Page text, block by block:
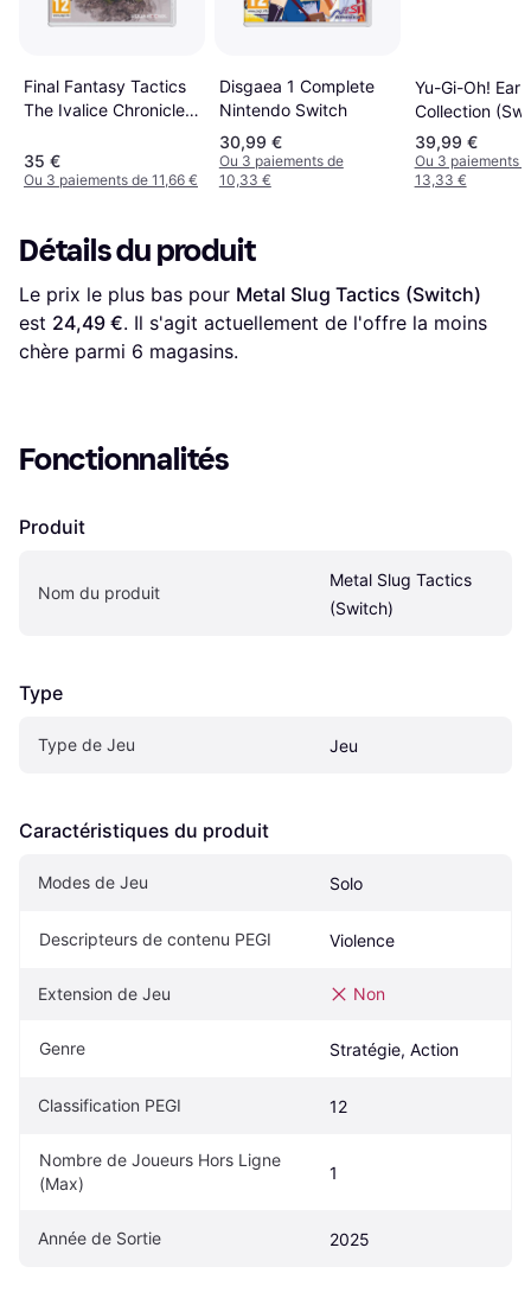
Final Fantasy Tactics
The Ivalice Chronicles
35 €
Ou 3 paiements de 11,66 €
Disgaea 1 Complete
Nintendo Switch
30,99 €
Ou 3 paiements de
10,33 €
Yu-Gi-Oh!
Collection
39,99 €
Ou 3 paiements
13,33 €
Détails du produit
Le prix le plus bas pour Metal Slug Tactics (Switch)
est 24,49 €. Il s'agit actuellement de l'offre la moins
chère parmi 6 magasins.
Fonctionnalités
Produit
Nom du produit
Metal Slug Tactics
(Switch)
Type
Type de Jeu Jeu
Caractéristiques du produit
Modes de Jeu Solo
Descripteurs de contenu PEGI Violence
Extension de Jeu Non
Genre Stratégie, Action
Classification PEGI 12
Nombre de Joueurs Hors Ligne
(Max)
1
Année de Sortie 2025